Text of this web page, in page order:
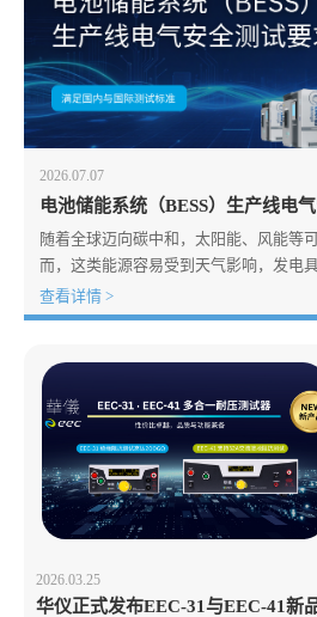
2026.07.07
电池储能系统（BESS）生产线电
随着全球迈向碳中和，太阳能、风能等
而，这类能源容易受到天气影响，发电具
查看详情 >
2026.03.25
华仪正式发布EEC-31与EEC-41新